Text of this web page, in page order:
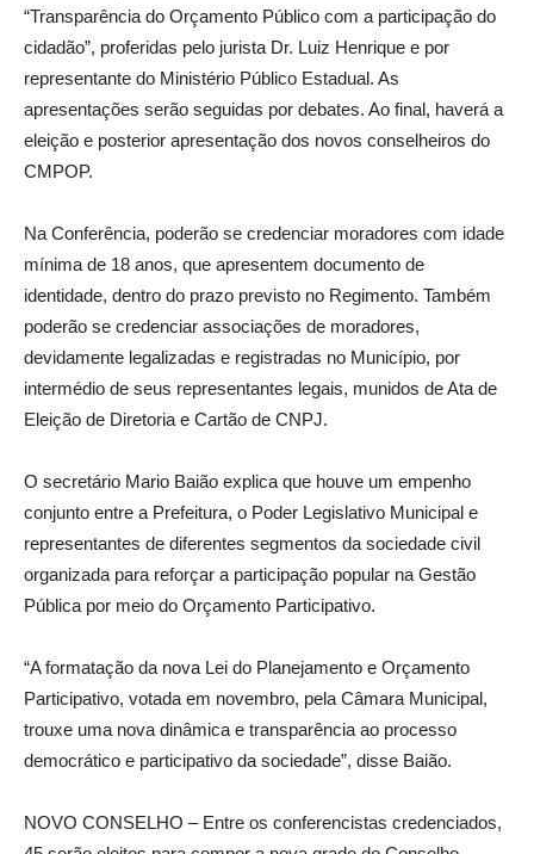
“Transparência do Orçamento Público com a participação do
cidadão”, proferidas pelo jurista Dr. Luiz Henrique e por
representante do Ministério Público Estadual. As
apresentações serão seguidas por debates. Ao final, haverá a
eleição e posterior apresentação dos novos conselheiros do
CMPOP.
Na Conferência, poderão se credenciar moradores com idade
mínima de 18 anos, que apresentem documento de
identidade, dentro do prazo previsto no Regimento. Também
poderão se credenciar associações de moradores,
devidamente legalizadas e registradas no Município, por
intermédio de seus representantes legais, munidos de Ata de
Eleição de Diretoria e Cartão de CNPJ.
O secretário Mario Baião explica que houve um empenho
conjunto entre a Prefeitura, o Poder Legislativo Municipal e
representantes de diferentes segmentos da sociedade civil
organizada para reforçar a participação popular na Gestão
Pública por meio do Orçamento Participativo.
“A formatação da nova Lei do Planejamento e Orçamento
Participativo, votada em novembro, pela Câmara Municipal,
trouxe uma nova dinâmica e transparência ao processo
democrático e participativo da sociedade”, disse Baião.
NOVO CONSELHO – Entre os conferencistas credenciados,